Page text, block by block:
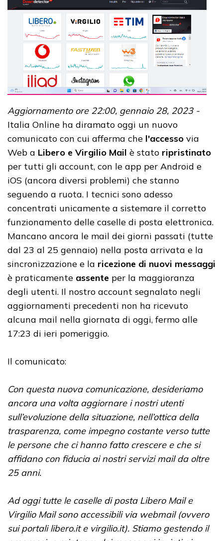
Aggiornamento ore 22:00, gennaio 28, 2023 -
Italia Online ha diramato oggi un nuovo
comunicato con cui afferma che l'accesso via
Web a Libero e Virgilio Mail è stato ripristinato
per tutti gli account, con le app per Android e
iOS (ancora diversi problemi) che stanno
seguendo a ruota. I tecnici sono adesso
concentrati unicamente a sistemare il corretto
funzionamento delle caselle di posta elettronica.
Mancano ancora le mail dei giorni passati (tutte
dal 23 al 25 gennaio) nella posta arrivata e la
sincronizzazione e la ricezione di nuovi messaggi
è praticamente assente per la maggioranza
degli utenti. Il nostro account segnalato negli
aggiornamenti precedenti non ha ricevuto
alcuna mail nella giornata di oggi, fermo alle
17:23 di ieri pomeriggio.
Il comunicato:
Con questa nuova comunicazione, desideriamo
ancora una volta aggiornare i nostri utenti
sull’evoluzione della situazione, nell’ottica della
trasparenza, come impegno costante verso tutte
le persone che ci hanno fatto crescere e che si
affidano con fiducia ai nostri servizi mail da oltre
25 anni.
Ad oggi tutte le caselle di posta Libero Mail e
Virgilio Mail sono accessibili via webmail (ovvero
sui portali libero.it e virgilio.it). Stiamo gestendo il